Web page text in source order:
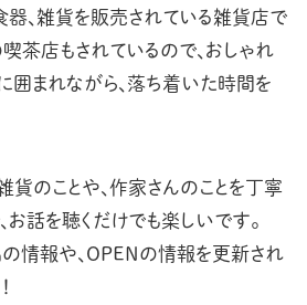
器、雑貨を販売されている雑貨店で
茶店もされているので、おしゃれ
囲まれながら、落ち着いた時間を
のことや、作家さんのことを丁寧
お話を聴くだけでも楽しいです。
の情報や、OPENの情報を更新され